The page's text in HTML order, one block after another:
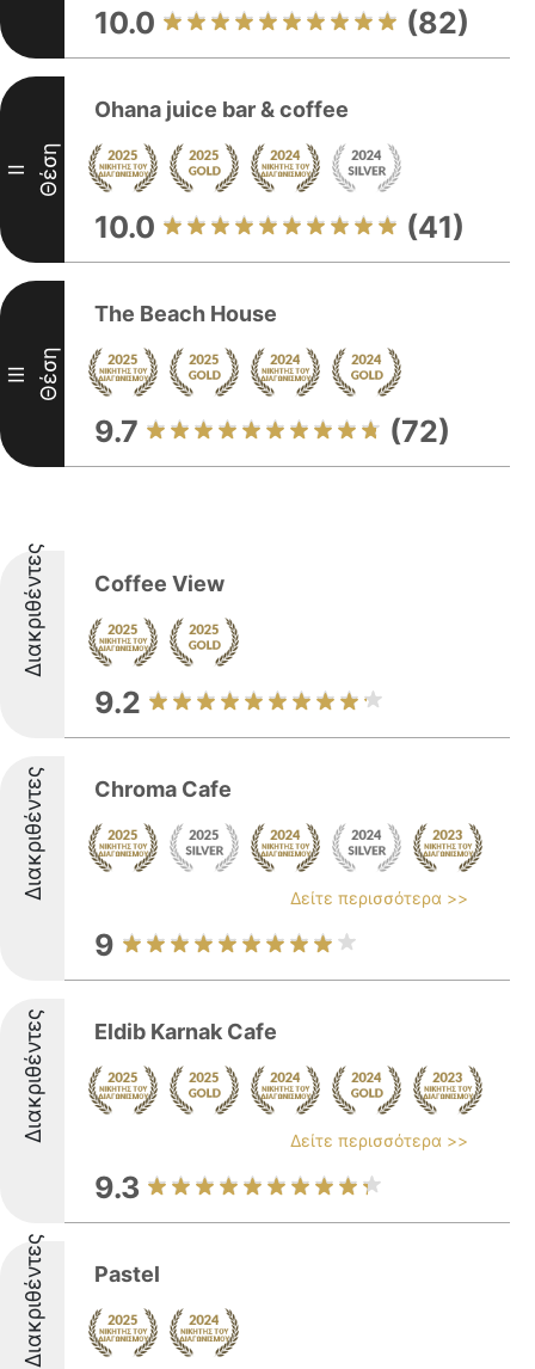
10.0 (82)
II Θέση
Ohana juice bar & coffee
10.0 (41)
III Θέση
The Beach House
9.7 (72)
Διακριθέντες Coffee View
9.2
Διακριθέντες Chroma Cafe
Δείτε περισσότερα >>
9
Διακριθέντες Eldib Karnak Cafe
Δείτε περισσότερα >>
9.3
Διακριθέντες Pastel